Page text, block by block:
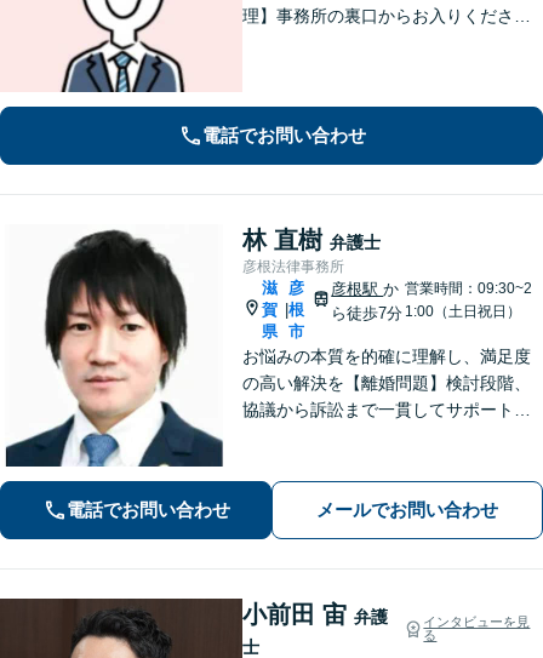
理】事務所の裏口からお入りくださ
電話でお問い合わせ
林 直樹 弁護士
彦根法律事務所
滋
賀
県
|
彦
根
市
彦根駅か
ら徒歩7分
営業時間：09:30~2
1:00（土日祝日）
お悩みの本質を的確に理解し、満足度
の高い解決を【離婚問題】検討段階、
協議から訴訟まで一貫してサポート
求など幅広く対応【オンライン面談】
【彦根駅7分】
電話でお問い合わせ メールでお問い合わせ
小前田 宙 弁護
士
インタビューを見
る